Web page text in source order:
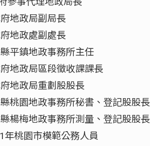
地政局副局長
地政處副處長
平鎮地政事務所主任
地政局區段徵收課課長
地政局重劃股股長
桃園地政事務所秘書、登記股股長
楊梅地政事務所測量、登記股股長
年桃園市模範公務人員